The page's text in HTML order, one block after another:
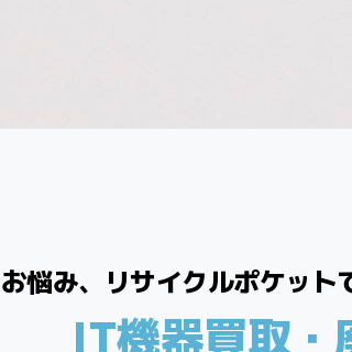
悩み、リサイクルポケット
IT機器買取・